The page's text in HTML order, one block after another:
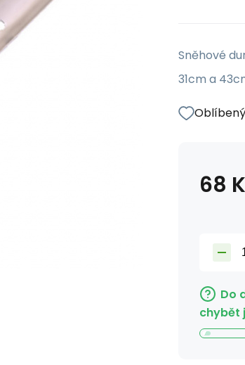
Sněhové
31cm a
Oblíbený
68
Do
chybět